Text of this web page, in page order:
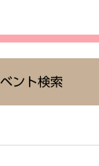
ント検索